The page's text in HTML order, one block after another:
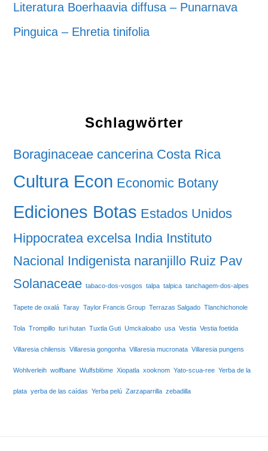
Literatura Boerhaavia diffusa – Punarnava
Pinguica – Ehretia tinifolia
Schlagwörter
Boraginaceae cancerina Costa Rica
Cultura Econ Economic Botany
Ediciones Botas Estados Unidos
Hippocratea excelsa India Instituto
Nacional Indigenista naranjillo Ruiz Pav
Solanaceae tabaco-dos-vosgos talpa talpica tanchagem-dos-alpes
Tapete de oxalá Taray Taylor Francis Group Terrazas Salgado Tlanchichonole
Tola Trompillo turi hutan Tuxtla Guti Umckaloabo usa Vestia Vestia foetida
Villaresia chilensis Villaresia gongonha Villaresia mucronata Villaresia pungens
Wohlverleih wolfbane Wulfsblöme Xiopatla xooknom Yato-scua-ree Yerba de la
plata yerba de las caídas Yerba pelú Zarzaparrilla zebadilla